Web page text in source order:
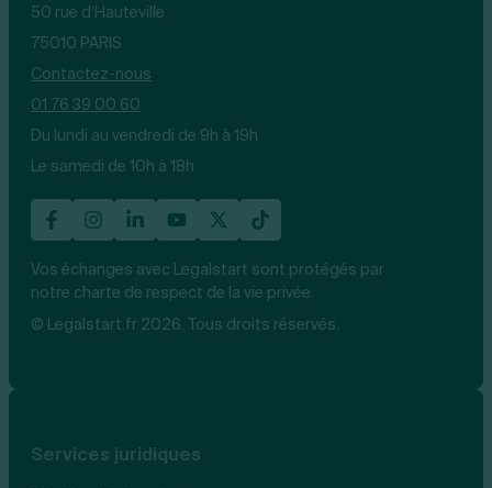
50 rue d’Hauteville
75010 PARIS
Contactez-nous
01 76 39 00 60
Du lundi au vendredi de 9h à 19h
Le samedi de 10h à 18h
Vos échanges avec Legalstart sont protégés par
notre charte de respect de la vie privée.
© Legalstart.fr 2026. Tous droits réservés.
Services juridiques